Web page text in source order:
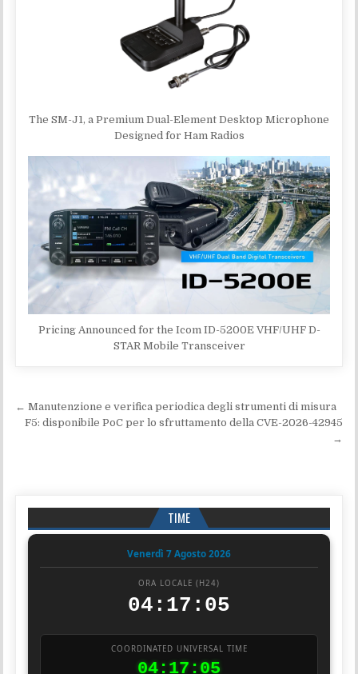
The SM-J1, a Premium Dual-Element Desktop Microphone
Designed for Ham Radios
Pricing Announced for the Icom ID-5200E VHF/UHF D-
STAR Mobile Transceiver
Navigazione articoli
← Manutenzione e verifica periodica degli strumenti di misura
F5: disponibile PoC per lo sfruttamento della CVE-2026-42945
→
TIME
Venerdì 7 Agosto 2026
ORA LOCALE (H24)
04:17:06
COORDINATED UNIVERSAL TIME
04:17:06